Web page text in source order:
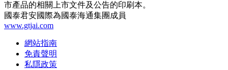
市產品的相關上市文件及公告的印刷本。
國泰君安國際為國泰海通集團成員
www.gtjai.com
網站指南
免責聲明
私隱政策